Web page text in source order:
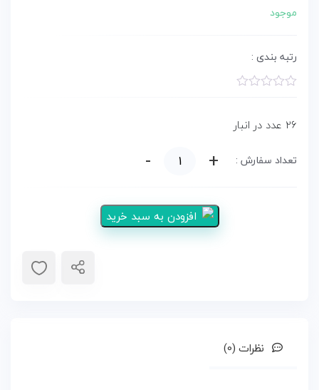
موجود
رتبه بندی :
از
5
26 عدد در انبار
تعداد سفارش :
+
دستمال
دندان
پنگوئن
-
افزودن به سبد خرید
نظرات (0)